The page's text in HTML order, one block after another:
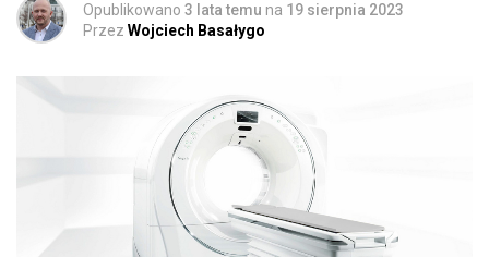
Opublikowano 3 lata temu na 19 sierpnia 2023
Przez Wojciech Basałygo